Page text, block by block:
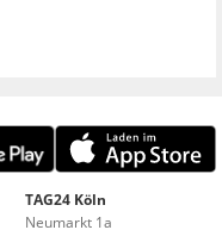
TAG24 Köln
Neumarkt 1a